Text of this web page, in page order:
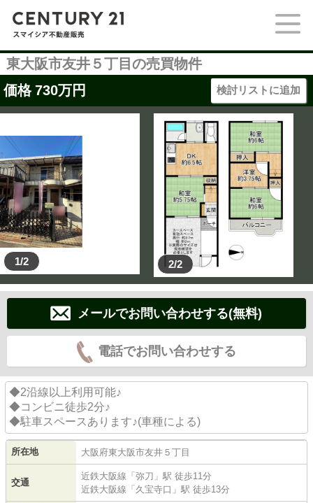
東大阪市友井５丁目の売買物件
価格 730万円 検討リストに追加
1/2 2/2
メールでお問い合わせする(無料)
電話でお問い合わせする
◆2沿線以上利用可能♪
◆コンビニ徒歩2分♪
◆駐車スペースあります♪(車種による)
所在地 大阪府東大阪市友井 ５丁目
交通
近鉄大阪線 「 弥刀 」駅 徒歩11分
近鉄大阪線 「 久宝寺口 」駅 徒歩13分